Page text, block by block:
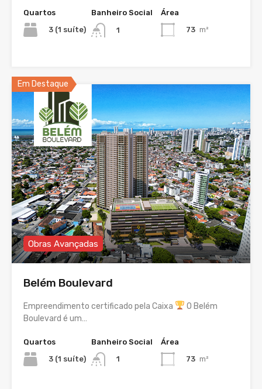
Quartos
3 (1 suíte)
Banheiro Social
1
Área
73 m²
Em Destaque
Obras Avançadas
Belém Boulevard
Empreendimento certificado pela Caixa
O Belém
Boulevard é um…
Quartos
3 (1 suíte)
Banheiro Social
1
Área
73 m²